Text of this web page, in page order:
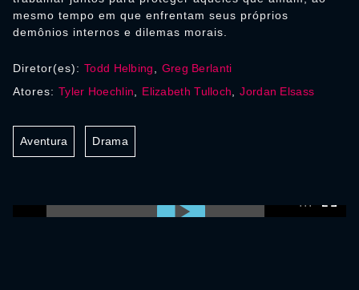
mesmo tempo em que enfrentam seus próprios
demônios internos e dilemas morais.
Diretor(es): Todd Helbing
Greg Berlanti
Atores: Tyler Hoechlin Elizabeth Tulloch ,Jordan Elsass
Aventura Drama